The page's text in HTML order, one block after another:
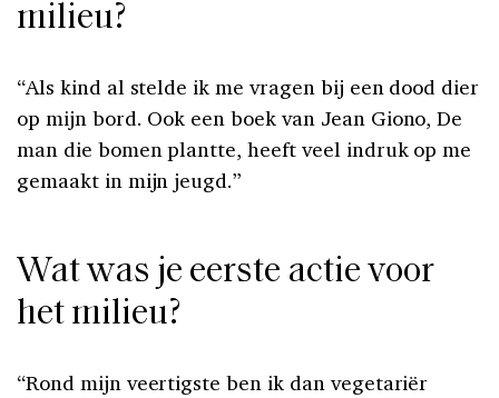
milieu?
“Als kind al stelde ik me vragen bij een dood dier
op mijn bord. Ook een boek van Jean Giono, De
man die bomen plantte, heeft veel indruk op me
gemaakt in mijn jeugd.”
Wat was je eerste actie voor
het milieu?
“Rond mijn veertigste ben ik dan vegetariër